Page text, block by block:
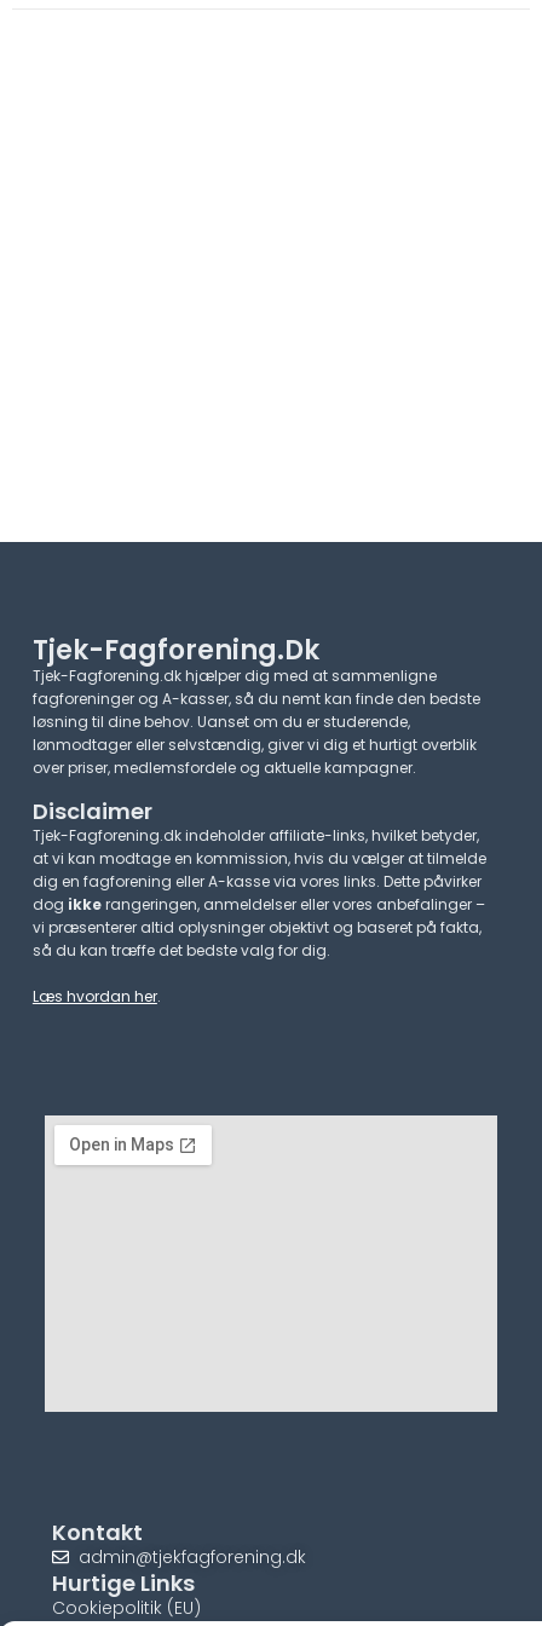
Tjek-Fagforening.dk
Tjek-Fagforening.dk hjælper dig med at sammenligne
fagforeninger og A-kasser, så du nemt kan finde den bedste
løsning til dine behov. Uanset om du er studerende,
lønmodtager eller selvstændig, giver vi dig et hurtigt overblik
over priser, medlemsfordele og aktuelle kampagner.​
Disclaimer
Tjek-Fagforening.dk indeholder affiliate-links, hvilket betyder,
at vi kan modtage en kommission, hvis du vælger at tilmelde
dig en fagforening eller A-kasse via vores links. Dette påvirker
dog ikkerangeringen, anmeldelser eller vores anbefalinger –
vi præsenterer altid oplysninger objektivt og baseret på fakta,
så du kan træffe det bedste valg for dig.
Læs hvordan her.
Kontakt
admin@tjekfagforening.dk
Hurtige Links
Cookiepolitik (EU)